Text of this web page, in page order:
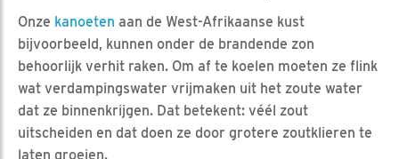
Onze kanoeten aan de West-Afrikaanse kust
bijvoorbeeld, kunnen onder de brandende zon
behoorlijk verhit raken. Om af te koelen moeten ze flink
wat verdampingswater vrijmaken uit het zoute water
dat ze binnenkrijgen. Dat betekent: véél zout
uitscheiden en dat doen ze door grotere zoutklieren te
laten groeien.